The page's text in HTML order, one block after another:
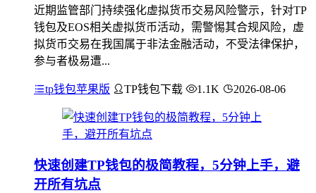
近期监管部门持续强化虚拟货币交易风险警示，针对TP
钱包及EOS相关虚拟货币活动，需警惕其合规风险，虚
拟货币交易在我国属于非法金融活动，不受法律保护，
参与者极易遭...
tp钱包苹果版 TP钱包下载 1.1K 2026-08-06
快速创建TP钱包的极简教程，5分钟上手，避
开所有坑点